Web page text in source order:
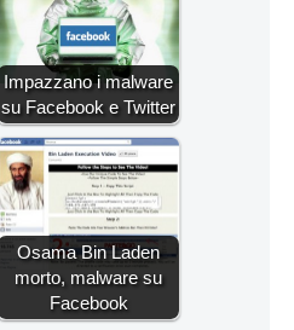
Impazzano i malware
su Facebook e Twitter
Osama Bin Laden
morto, malware su
Facebook